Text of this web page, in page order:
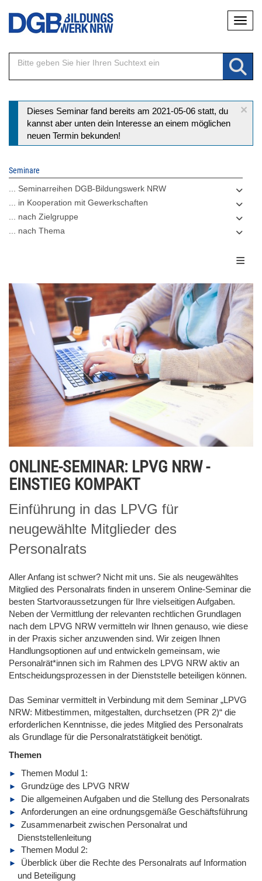
Direkt
Inhalt
×
Statusmeldung
Dieses Seminar fand bereits am 2021-05-06 statt, du
kannst aber unten dein Interesse an einem möglichen
neuen Termin bekunden!
Seminare
... Seminarreihen DGB-Bildungswerk NRW
... in Kooperation mit Gewerkschaften
... nach Zielgruppe
... nach Thema
ONLINE-SEMINAR: LPVG NRW -
EINSTIEG KOMPAKT
Einführung in das LPVG für
neugewählte Mitglieder des
Personalrats
Aller Anfang ist schwer? Nicht mit uns. Sie als neugewähltes
Mitglied des Personalrats finden in unserem Online-Seminar die
besten Startvoraussetzungen für Ihre vielseitigen Aufgaben.
Neben der Vermittlung der relevanten rechtlichen Grundlagen
nach dem LPVG NRW vermitteln wir Ihnen genauso, wie diese
in der Praxis sicher anzuwenden sind. Wir zeigen Ihnen
Handlungsoptionen auf und entwickeln gemeinsam, wie
Personalrät*innen sich im Rahmen des LPVG NRW aktiv an
Entscheidungsprozessen in der Dienststelle beteiligen können.
Das Seminar vermittelt in Verbindung mit dem Seminar „LPVG
NRW: Mitbestimmen, mitgestalten, durchsetzen (PR 2)“ die
erforderlichen Kenntnisse, die jedes Mitglied des Personalrats
als Grundlage für die Personalratstätigkeit benötigt.
Themen
Themen Modul 1:
Grundzüge des LPVG NRW
Die allgemeinen Aufgaben und die Stellung des Personalrats
Anforderungen an eine ordnungsgemäße Geschäftsführung
Zusammenarbeit zwischen Personalrat und
Dienststellenleitung
Themen Modul 2:
Überblick über die Rechte des Personalrats auf Information
und Beteiligung